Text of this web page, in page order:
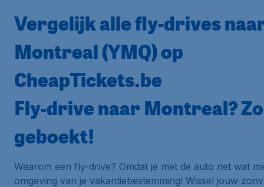
Vergelijk alle fly-drives
Montreal (YMQ) op
CheapTickets.be
Fly-drive naar Montreal? Zo
geboekt!
Waarom een fly-drive? Omdat je met de auto net wat
omgeving van je vakantiebestemming! Wissel jouw